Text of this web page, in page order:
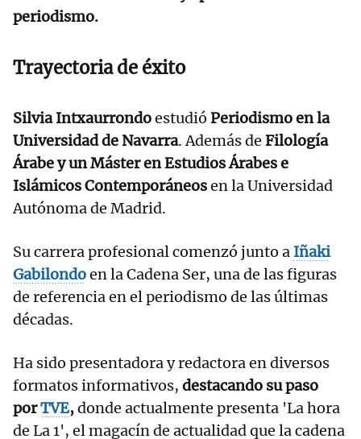
periodismo.
Trayectoria de éxito
Silvia Intxaurrondoestudió Periodismo en la
Universidad de Navarra. Además de Filología
Árabe y unMáster en Estudios Árabes e
Islámicos Contemporáneosen la Universidad
Autónoma de Madrid.
Su carrera profesional comenzó junto a Iñaki
Gabilondoen la Cadena Ser, una de las figuras
de referencia en el periodismo de las últimas
décadas.
Ha sido presentadora y redactora en diversos
formatos informativos, destacando su paso
porTVE,donde actualmente presenta 'La hora
de La 1', el magacín de actualidad que la cadena